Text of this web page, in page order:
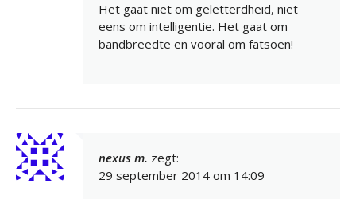
Het gaat niet om geletterdheid, niet
eens om intelligentie. Het gaat om
bandbreedte en vooral om fatsoen!
nexus m. zegt:
29 september 2014 om 14:09